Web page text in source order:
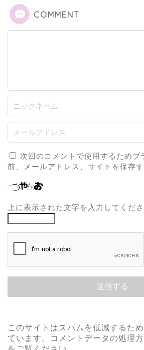
COMMENT
次回のコメントで使用するためブ
前、メールアドレス、サイトを保存す
上に表示された文字を入力してくださ
このサイトはスパムを低減するた
ています。
コメントデータの処理